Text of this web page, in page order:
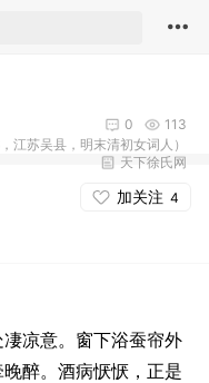
113
0
江苏吴县，明末清初女词人）
天下徐氏网
加关注 4
凉意。窗下浴蚕帘外
醉。酒病恹恹，正是